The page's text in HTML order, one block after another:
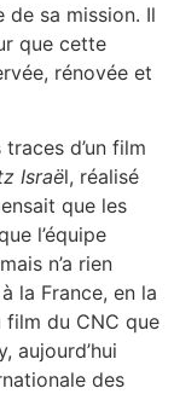
de sa mission. Il
que cette
rénovée et
d’un film
Israël, réalisé
que les
l’équipe
n’a rien
la France, en la
film du CNC que
aujourd’hui
des